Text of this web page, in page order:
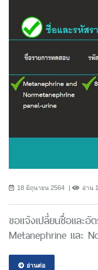
18 มิถุนายน 2564 อ่าน
ขอแจ้งเปลี่ยนชื่อและอั
Metanephrine และ
อ่านต่อ